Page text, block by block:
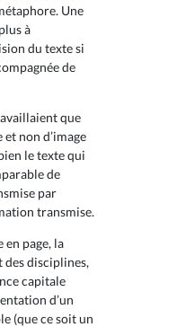
Une
à
du texte si
de
que
non d’image
le texte qui
de
par
transmise.
en page, la
des disciplines,
capitale
d’un
(que ce soit un